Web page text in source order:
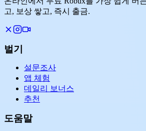
고, 보상 쌓고, 즉시 출금.
벌기
설문조사
앱 체험
데일리 보너스
추천
도움말